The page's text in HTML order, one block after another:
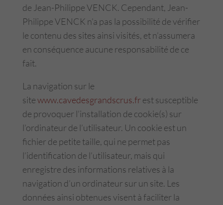
de Jean-Philippe VENCK. Cependant, Jean-
Philippe VENCK n’a pas la possibilité de vérifier
le contenu des sites ainsi visités, et n’assumera
en conséquence aucune responsabilité de ce
fait.
La navigation sur le
sitewww.cavedesgrandscrus.frest susceptible
de provoquer l’installation de cookie(s) sur
l’ordinateur de l’utilisateur. Un cookie est un
fichier de petite taille, qui ne permet pas
l’identification de l’utilisateur, mais qui
enregistre des informations relatives à la
navigation d’un ordinateur sur un site. Les
données ainsi obtenues visent à faciliter la